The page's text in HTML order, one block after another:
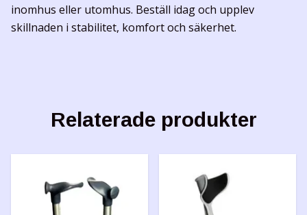
inomhus eller utomhus. Beställ idag och upplev
skillnaden i stabilitet, komfort och säkerhet.
Relaterade produkter